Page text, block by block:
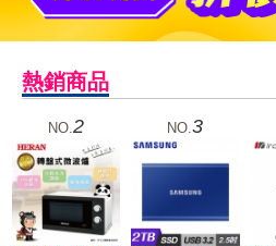
熱銷商品
NO. 2 NO.3